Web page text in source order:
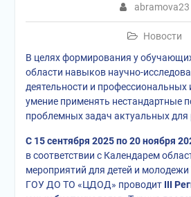
abramova23
Новости
В целях формирования у
области навыков научно-
деятельности и профессиональных
умение применять нестандартные
проблемных задач актуальных для
С 15 сентября 2025 по 20 ноября
в соответствии с Календарем
мероприятий для детей и молодежи
ГОУ ДО ТО «ЦДОД» проводит III